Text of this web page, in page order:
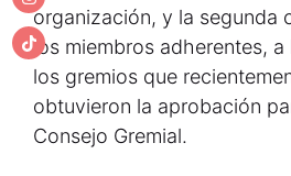
organización, y la segunda
los miembros adherentes,
los gremios que
obtuvieron la aprobación
Consejo Gremial.